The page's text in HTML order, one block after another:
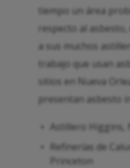
tiempo un área
respecto al
a sus muchos
trabajo que usan
sitios en Nueva
presentan asbesto
Astillero Higgins,
Refinerías de
Princeton